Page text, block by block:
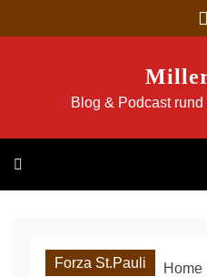
to
Blog & Podcast
Forza St.Pauli Home